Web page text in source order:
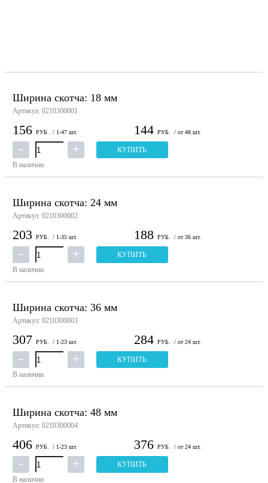
Ширина скотча: 18 мм
Артикул: 0210300001
156 РУБ. / 1-47 шт. 144 РУБ. / от 48 шт.
КУПИТЬ
В наличии
Ширина скотча: 24 мм
Артикул: 0210300002
203 РУБ. / 1-35 шт. 188 РУБ. / от 36 шт.
КУПИТЬ
В наличии
Ширина скотча: 36 мм
Артикул: 0210300003
307 РУБ. / 1-23 шт. 284 РУБ. / от 24 шт.
КУПИТЬ
В наличии
Ширина скотча: 48 мм
Артикул: 0210300004
406 РУБ. / 1-23 шт. 376 РУБ. / от 24 шт.
КУПИТЬ
В наличии